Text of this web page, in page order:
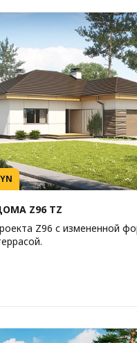
Z96 TZ
Z96 с измененной